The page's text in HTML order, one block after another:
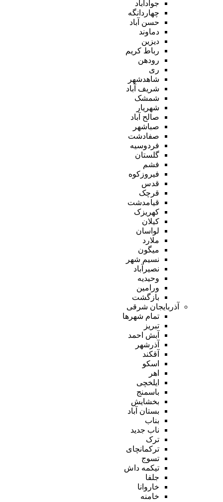
جوادآباد
چهاردانگه
حسن آباد
دماوند
دیزین
رباط کریم
رودهن
ری
شاهدشهر
شریف آباد
شمشک
شهریار
صالح آباد
صباشهر
صفادشت
فردوسیه
گلستان
فشم
فیروزکوه
قدس
قرچک
قیامدشت
کهریزک
کیلان
لواسان
ملارد
میگون
نسیم شهر
نصیرآباد
وحیدیه
ورامین
بازگشت
آذربایجان شرقی
تمام شهر‌ها
تبریز
آبش احمد
آذرشهر
آقکند
اسکو
اهر
ایلخچی
باسمنج
بخشایش
بستان آباد
بناب
ناب جدید
ترک
ترکمانچای
تسوج
تیکمه داش
جلفا
خاروانا
خامنه